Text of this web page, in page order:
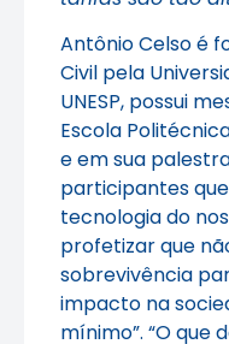
Antônio Celso é
Civil pela
UNESP, possui
Escola
e em sua
participantes
tecnologia do
profetizar que
sobrevivência
impacto na
mínimo”. “O que